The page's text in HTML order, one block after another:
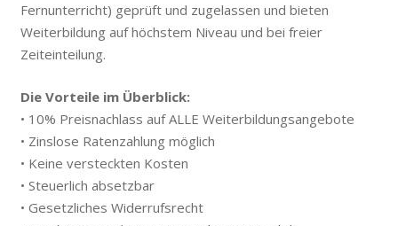
Fernunterricht) geprüft und zugelassen und bieten
Weiterbildung auf höchstem Niveau und bei freier
Zeiteinteilung.
Die Vorteile im Überblick:
• 10% Preisnachlass auf ALLE Weiterbildungsangebote
• Zinslose Ratenzahlung möglich
• Keine versteckten Kosten
• Steuerlich absetzbar
• Gesetzliches Widerrufsrecht